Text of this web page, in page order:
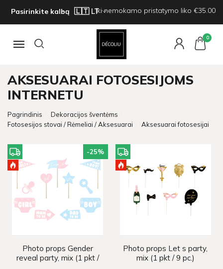
Pasirinkite kalbą Iki nemokamo pristatymo liko €35.00
Navigacija
0
AKSESUARAI FOTOSESIJOMS
INTERNETU
Pagrindinis
Dekoracijos šventėms
Fotosesijos stovai / Rėmeliai / Aksesuarai
Aksesuarai fotosesijai
-25%
Photo props Gender
reveal party, mix (1 pkt /
Photo props Let s party,
mix (1 pkt / 9 pc.)